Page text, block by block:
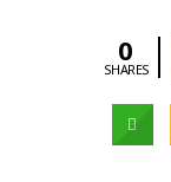
0
SHARES